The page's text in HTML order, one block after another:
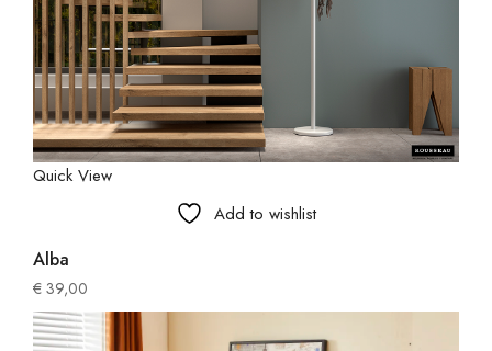
Quick View
Add to wishlist
Alba
€ 39,00